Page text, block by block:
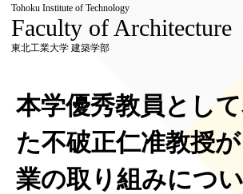
Tohoku Institute of Technology
Faculty of Architecture
東北工業大学 建築学部
本学優秀教員とし
た不破正仁准教授
業の取り組みにつ